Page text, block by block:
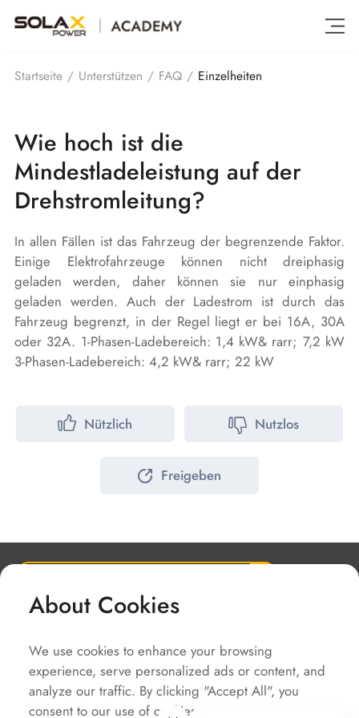
Startseite / Unterstützen / FAQ / Einzelheiten
Wie hoch ist die
Mindestladeleistung auf der
Drehstromleitung?
In allen Fällen ist das Fahrzeug der begrenzende Faktor.
Einige Elektrofahrzeuge können nicht dreiphasig
geladen werden, daher können sie nur einphasig
geladen werden. Auch der Ladestrom ist durch das
Fahrzeug begrenzt, in der Regel liegt er bei 16A, 30A
oder 32A. 1-Phasen-Ladebereich: 1,4 kW& rarr; 7,2 kW
3-Phasen-Ladebereich: 4,2 kW& rarr; 22 kW
Nützlich Nutzlos
Freigeben
Unternehmen
Schnellzugriffe
About Cookies
We use cookies to enhance your browsing
experience, serve personalized ads or content, and
analyze our traffic. By clicking "Accept All", you
consent to our use of cookies.